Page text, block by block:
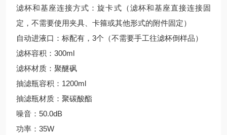
滤杯和基座连接方式：旋卡式（滤杯和基座直接连接固
定，不需要使用夹具、卡箍或其他形式的附件固定）
自动进液口：标配有，3个（不需要手工往滤杯倒样品）
滤杯容积：300ml
滤杯材质：聚醚砜
抽滤瓶容积：1200ml
抽滤瓶材质：聚碳酸酯
噪音：50.0dB
功率：35W